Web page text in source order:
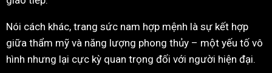
Nói cách khác, trang sức nam hợp mệnh là sự kết hợp
giữa thẩm mỹ và năng lượng phong thủy – một yếu tố vô
hình nhưng lại cực kỳ quan trọng đối với người hiện đại.